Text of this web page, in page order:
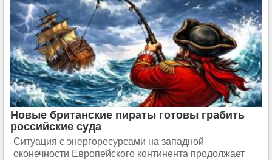
Новые британские пираты готовы грабить
российские суда
Ситуация с энергоресурсами на западной
оконечности Европейского континента продолжает